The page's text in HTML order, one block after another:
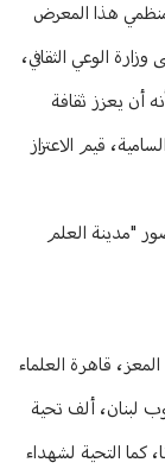
هذا المعرض
الوعي الثقافي،
أن يعزز ثقافة
قيم الاعتزاز
"مدينة العلم
قاهرة العلماء
لبنان، ألف تحية
كما التحية لشهداء